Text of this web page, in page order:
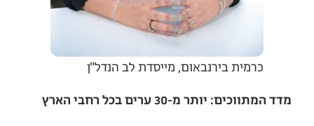
כרמית בירנבאום, מייסדת לב הנדל"ן
מדד המתווכים: יותר מ-30 ערים בכל רחבי הארץ